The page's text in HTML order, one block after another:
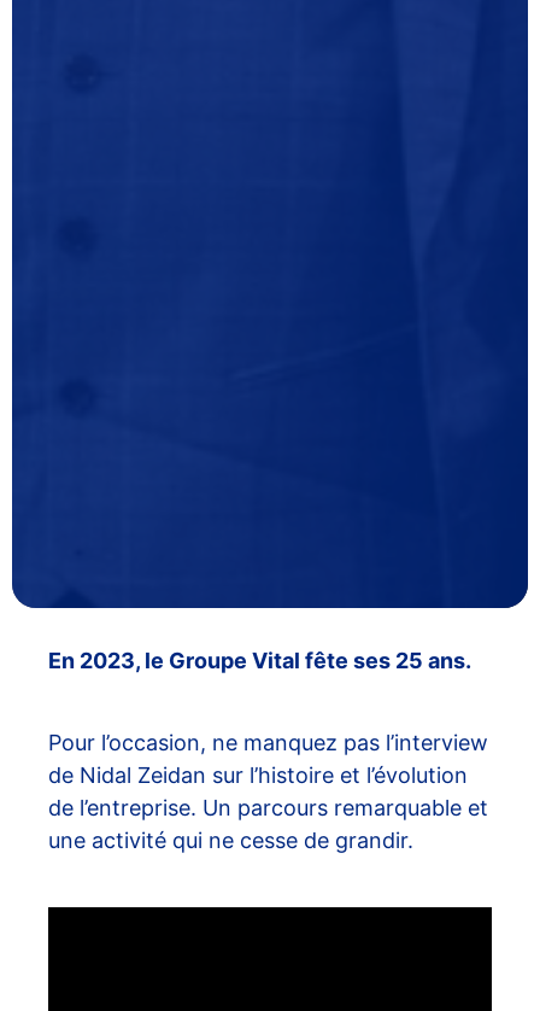
En 2023, le Groupe Vital fête ses 25 ans.
Pour l’occasion, ne manquez pas l’interview
de Nidal Zeidan sur l’histoire et l’évolution
de l’entreprise. Un parcours remarquable et
une activité qui ne cesse de grandir.